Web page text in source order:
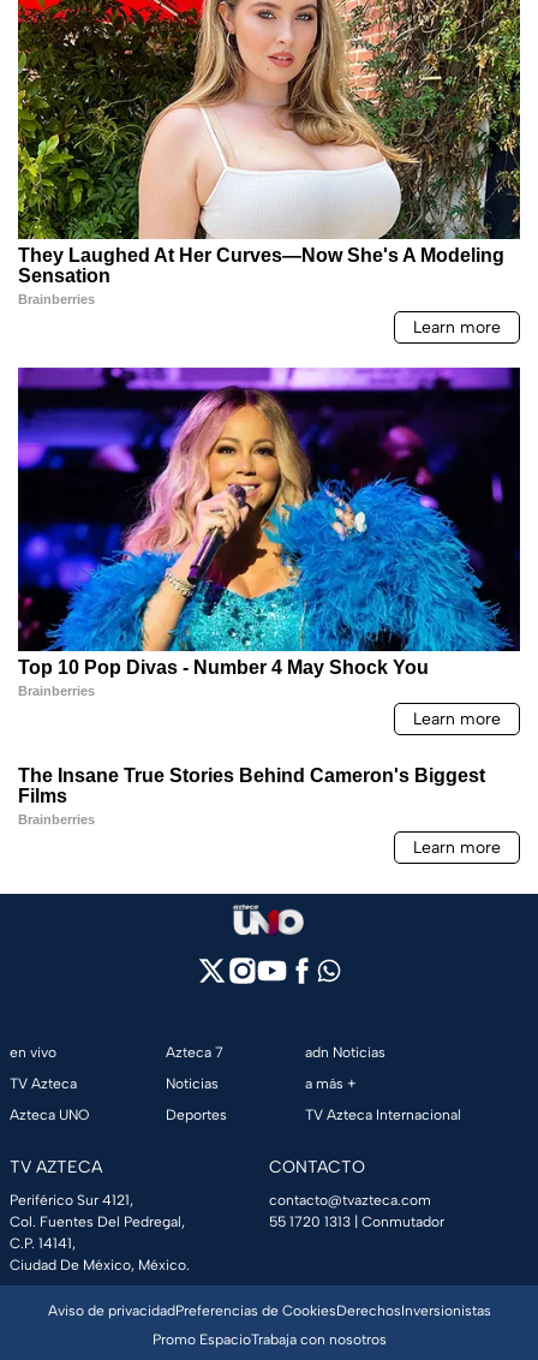
en vivo
TV Azteca
Azteca UNO
Azteca 7
Noticias
Deportes
adn Noticias
a más +
TV Azteca Internacional
TV AZTECA
Periférico Sur 4121,
Col. Fuentes Del Pedregal,
C.P. 14141,
Ciudad De México, México.
CONTACTO
contacto@tvazteca.com
55 1720 1313 | Conmutador
Aviso de privacidadPreferencias de CookiesDerechosInversionistas
Promo EspacioTrabaja con nosotros